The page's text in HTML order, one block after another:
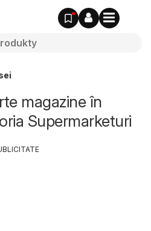
magazine în
Supermarketuri